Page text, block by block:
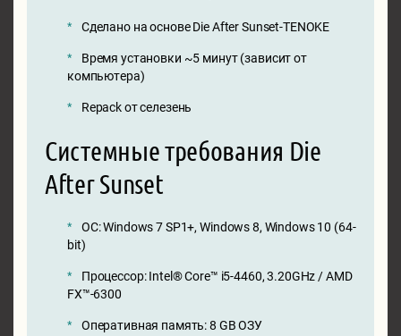
Сделано на основе Die After Sunset-TENOKE
Время установки ~5 минут (зависит от
компьютера)
Repack от селезень
Системные требования Die
After Sunset
ОС: Windows 7 SP1+, Windows 8, Windows 10 (64-
bit)
Процессор: Intel® Core™ i5-4460, 3.20GHz / AMD
FX™-6300
Оперативная память: 8 GB ОЗУ